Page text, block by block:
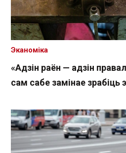
«Адзін раён — адзін
сам сабе замінае зрабіць
Эканоміка